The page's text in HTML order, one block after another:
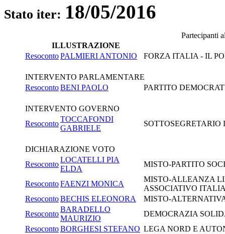
Stato iter: 18/05/2016
Partecipanti
ILLUSTRAZIONE
ResocontoPALMIERI ANTONIO FORZA ITALIA - IL
INTERVENTO PARLAMENTARE
ResocontoBENI PAOLO PARTITO
INTERVENTO GOVERNO
Resoconto
TOCCAFONDI
GABRIELE
DICHIARAZIONE VOTO
Resoconto
LOCATELLI PIA
ELDA
MISTO-PARTITO
ResocontoFAENZI MONICA
MISTO-ALLEANZA
ASSOCIATIVO
ResocontoBECHIS ELEONORA
MISTO-
Resoconto
BARADELLO
MAURIZIO
DEMOCRAZIA
ResocontoBORGHESI STEFANO LEGA NORD E